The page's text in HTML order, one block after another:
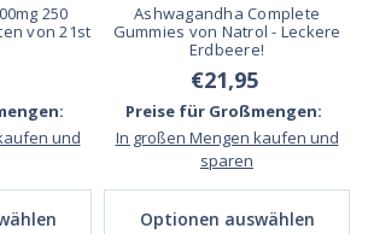
250
von 21st
und
Ashwagandha Complete
Gummies von Natrol - Leckere
Erdbeere!
€21,95
Preise für Großmengen:
In großen Mengen kaufen und
sparen
Optionen auswählen